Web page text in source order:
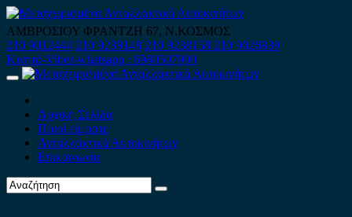
Skip
to
content
ΑΜΒΡΟΣΙΟΥ ΦΡΑΝΤΖΗ 67, Ν.ΚΟΣΜΟΣ
210 9012444 210 9239148 210 9238158 210 9026839
Κινητό-Viber-whatsapp : 6980507900
Primary
Αρχική Σελίδα
Ποιοί είμαστε
Ανταλλακτικά Αυτοκινήτων
Επικοινωνία